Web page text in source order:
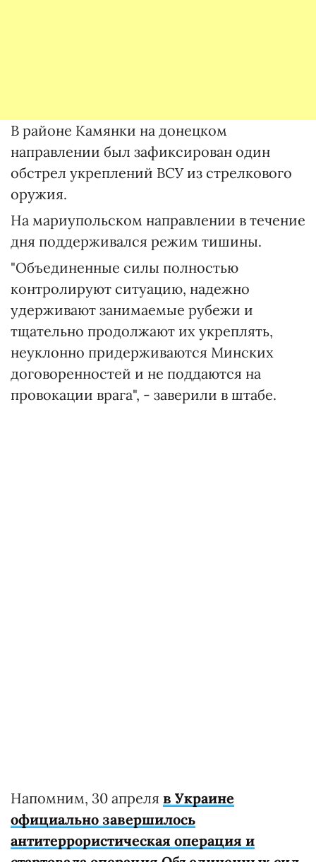
В районе Камянки на донецком
направлении был зафиксирован один
обстрел укреплений ВСУ из стрелкового
оружия.
На мариупольском направлении в течение
дня поддерживался режим тишины.
"Объединенные силы полностью
контролируют ситуацию, надежно
удерживают занимаемые рубежи и
тщательно продолжают их укреплять,
неуклонно придерживаются Минских
договоренностей и не поддаются на
провокации врага", - заверили в штабе.
Напомним, 30 апреля в Украине
официально завершилось
антитеррористическая операция и